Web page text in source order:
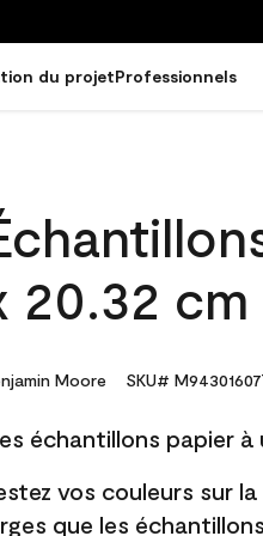
du projetProfessionnels
20.32 cm
Moore SKU#
échantillons papier
vos couleurs sur
que les